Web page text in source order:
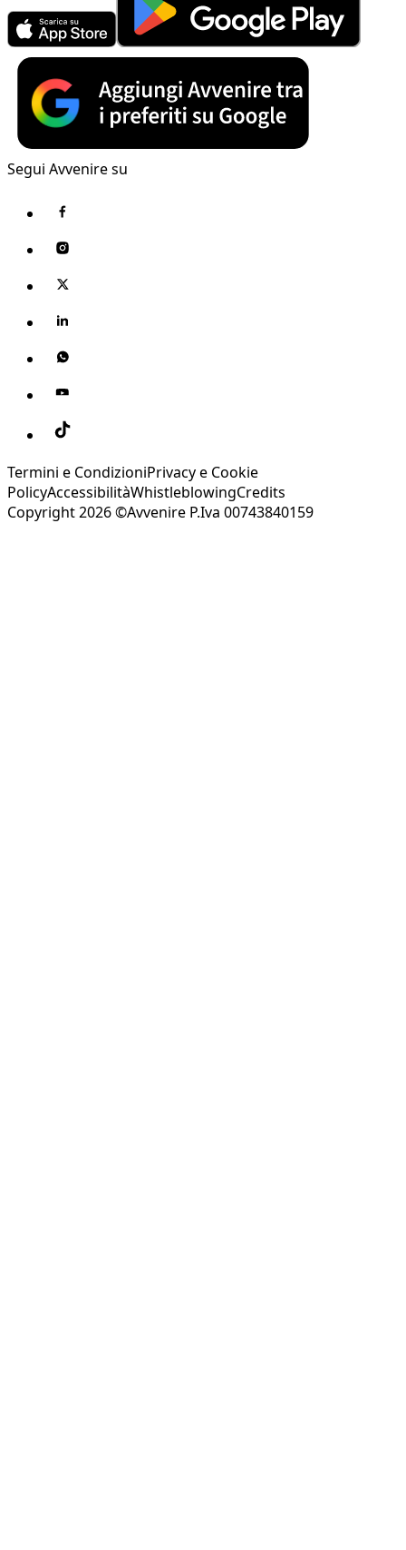
Segui Avvenire su
Termini e CondizioniPrivacy e Cookie
PolicyAccessibilitàWhistleblowingCredits
Copyright 2026 ©Avvenire P.Iva 00743840159